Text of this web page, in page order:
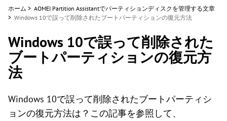
ホーム > AOMEI Partition Assistantでパーティションディスクを管理する文章
> Windows 10で誤って削除されたブートパーティションの復元方法
Windows 10で誤って削除された
ブートパーティションの復元方
法
Windows 10で誤って削除されたブートパーティシ
ョンの復元方法は？この記事を参照して、